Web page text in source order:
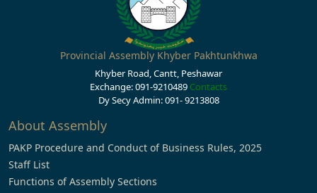
Provincial Assembly Khyber Pakhtunkhwa
Khyber Road, Cantt, Peshawar
Exchange: 091-9210489 Contacts
Dy Secy Admin: 091- 9213808
About Assembly
PAKP Procedure and Conduct of Business Rules, 2025
Staff List
Functions of Assembly Sections